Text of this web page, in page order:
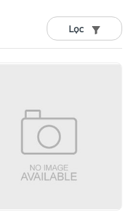
Lọc